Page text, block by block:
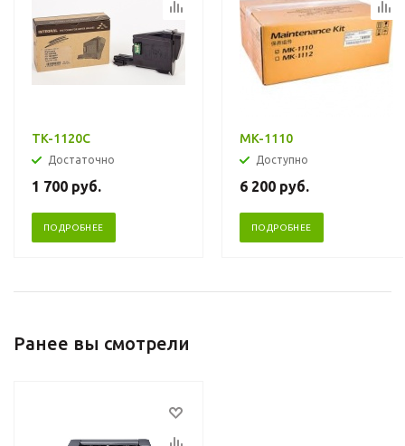
TK-1120C
Достаточно
1 700 руб.
ПОДРОБНЕЕ
MK-1110
Доступно
6 200 руб.
ПОДРОБНЕЕ
Ранее вы смотрели